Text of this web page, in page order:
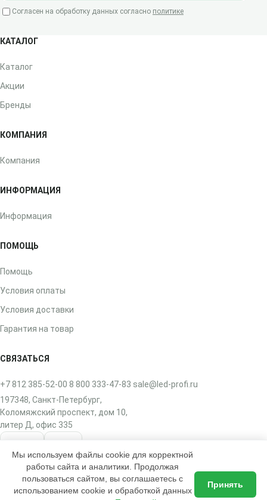
Согласен на обработку данных согласно политике
КАТАЛОГ
Каталог
Акции
Бренды
КОМПАНИЯ
Компания
ИНФОРМАЦИЯ
Информация
ПОМОЩЬ
Помощь
Условия оплаты
Условия доставки
Гарантия на товар
СВЯЗАТЬСЯ
+7 812 385-52-00 8 800 333-47-83 sale@led-profi.ru
197348, Санкт-Петербург,
Коломяжский проспект, дом 10,
литер Д, офис 335
Мы используем файлы cookie для корректной
работы сайта и аналитики. Продолжая
пользоваться сайтом, вы соглашаетесь с
использованием cookie и обработкой данных
Принять